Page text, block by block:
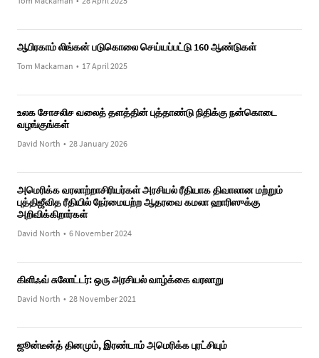
ஆபிரகாம் லிங்கன் படுகொலை செய்யப்பட்டு 160 ஆண்டுகள்
Tom Mackaman • 17 April 2025
உலக சோசலிச வலைத் தளத்தின் புத்தாண்டு நிதிக்கு நன்கொடை
வழங்குங்கள்
David North • 28 January 2026
அமெரிக்க வரலாற்றாசிரியர்கள் அரசியல் ரீதியாக திவாலான மற்றும்
புத்திஜீவித ரீதியில் நேர்மையற்ற ஆதரவை கமலா ஹாரிஸுக்கு
அறிவிக்கிறார்கள்
David North • 6 November 2024
கிளிஃவ் சுலோட்டர்: ஒரு அரசியல் வாழ்க்கை வரலாறு
David North • 28 November 2021
ஜூன்டீன்த் தினமும், இரண்டாம் அமெரிக்க புரட்சியும்